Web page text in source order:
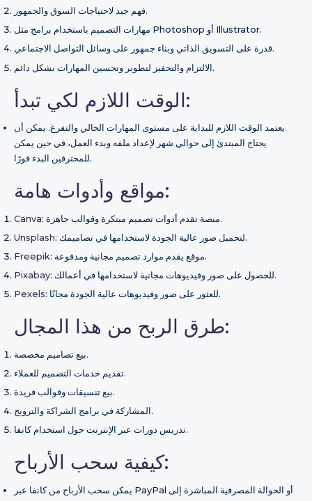
فهم جيد لاحتياجات السوق والجمهور.
مهارات التصميم باستخدام برامج مثل Photoshop أو Illustrator.
قدرة على التسويق الذاتي وبناء جمهور على وسائل التواصل الاجتماعي.
الالتزام والتحفيز لتطوير وتحسين المهارات بشكل دائم.
الوقت اللازم لكي تبدأ:
يعتمد الوقت اللازم للبداية على مستوى المهارات الحالي والتفرغ. يمكن أن
يحتاج المبتدئ إلى حوالي شهر لإعداد ملفه وبدء العمل، في حين يمكن
للمحترفين البدء فورًا.
مواقع وأدوات هامة:
Canva
: منصة تقدم أدوات تصميم مبتكرة وقوالب جاهزة.
Unsplash
: لتحميل صور عالية الجودة لاستخدامها في تصاميمك.
Freepik
: موقع يقدم موارد تصميم مجانية ومدفوعة.
Pixabay
: للحصول على صور وفيديوهات مجانية لاستخدامها في أعمالك.
Pexels
: للعثور على صور وفيديوهات عالية الجودة مجانًا.
طرق الربح من هذا المجال:
بيع تصاميم مخصصة.
تقديم خدمات التصميم للعملاء.
بيع تنسيقات وقوالب فريدة.
المشاركة في برامج الشراكة والترويج.
تدريس دورات عبر الإنترنت حول استخدام كانفا.
كيفية سحب الأرباح:
يمكن سحب الأرباح من كانفا عبر PayPal أو الحوالة المصرفية المباشرة إلى